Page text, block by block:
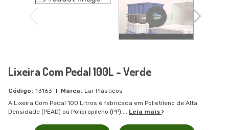
Lixeira Com Pedal 100L - Verde
13163
Lar Plásticos
A Lixeira Com Pedal 100 Litros é fabricada em Polietileno de Alta
Densidade (PEAD) ou Polipropileno (PP).... Leia mais